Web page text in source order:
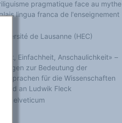
pragmatique face au mythe
lingua franca de l'enseignement
Jean-Claude Usunier, Université de Lausanne (HEC)
–
zur Bedeutung der
für die Wissenschaften
an Ludwik Fleck
Helveticum